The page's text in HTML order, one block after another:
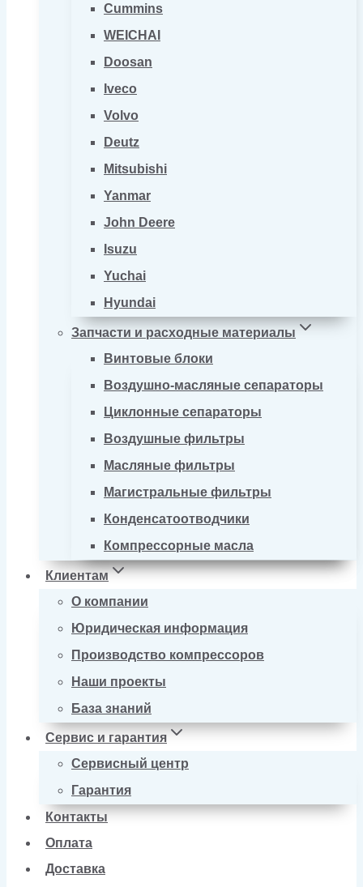
Cummins
WEICHAI
Doosan
Iveco
Volvo
Deutz
Mitsubishi
Yanmar
John Deere
Isuzu
Yuchai
Hyundai
Запчасти и расходные материалы
Винтовые блоки
Воздушно-масляные сепараторы
Циклонные сепараторы
Воздушные фильтры
Масляные фильтры
Магистральные фильтры
Конденсатоотводчики
Компрессорные масла
Клиентам
О компании
Юридическая информация
Производство компрессоров
Наши проекты
База знаний
Сервис и гарантия
Сервисный центр
Гарантия
Контакты
Оплата
Доставка